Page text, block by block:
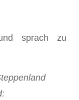
sprach zu